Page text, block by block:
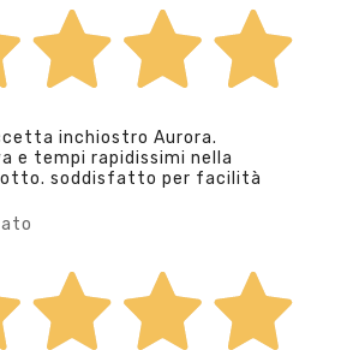
inchiostro Aurora.
e tempi rapidissimi nella
soddisfatto per facilità